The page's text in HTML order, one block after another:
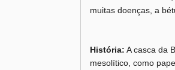
muitas doenças, a
História: A casca da
mesolítico, como